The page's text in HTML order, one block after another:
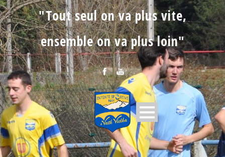
"Tout seul on va plus vite,
ensemble on va plus loin"